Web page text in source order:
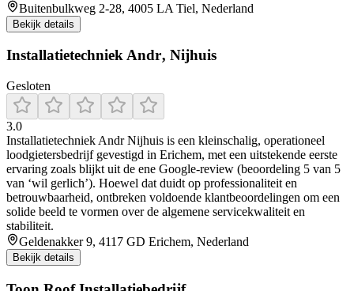
Buitenbulkweg 2-28, 4005 LA Tiel, Nederland
Bekijk details
Installatietechniek Andr‚ Nijhuis
Gesloten
3.0
Installatietechniek Andr Nijhuis is een kleinschalig, operationeel
loodgietersbedrijf gevestigd in Erichem, met een uitstekende eerste
ervaring zoals blijkt uit de ene Google-review (beoordeling 5 van 5
van ‘wil gerlich’). Hoewel dat duidt op professionaliteit en
betrouwbaarheid, ontbreken voldoende klantbeoordelingen om een
solide beeld te vormen over de algemene servicekwaliteit en
stabiliteit.
Geldenakker 9, 4117 GD Erichem, Nederland
Bekijk details